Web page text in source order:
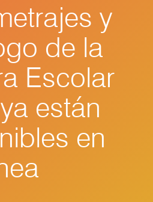
y
de la
Escolar
están
en